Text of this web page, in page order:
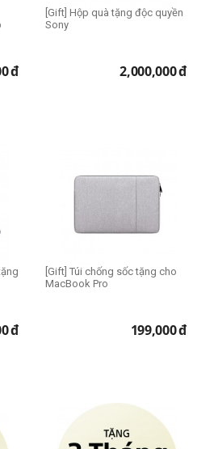
đ
[Gift] Hộp quà tặng độc quyền
Sony
2,000,000đ
đ
[Gift] Túi chống sốc tặng cho
MacBook Pro
199,000đ